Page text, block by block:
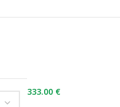
333.00 €